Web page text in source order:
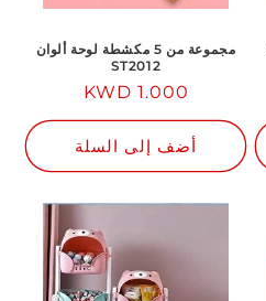
مجموعة من 5 مكشطة لوحة ألوان
ST2012
السعر
العادي
1.000 KWD
أضف إلى السلة